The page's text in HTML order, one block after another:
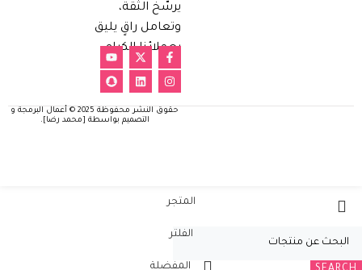
يرسّخ الثقة،
وتعامل راقٍ يليق
بعملائنا الكرام.
حقوق النشر محفوظة 2025 © أعمال البرمجة و
التصميم بواسطة [محمد رضا].
المتجر
الفلتر
المفضلة